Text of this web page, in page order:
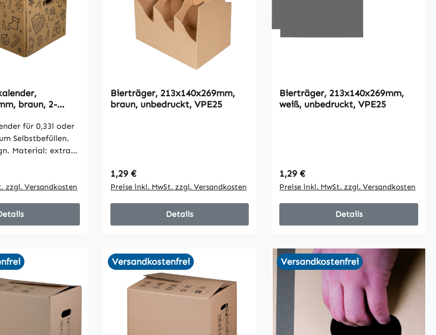
braun, 2-
für 0,33l oder
Selbstbefüllen.
Material: extra-
x 332 x 300.
zzgl. Versandkosten
Bierträger, 213x140x269mm,
braun, unbedruckt, VPE25
Regulärer Preis:
1,29 €
Preise inkl. MwSt. zzgl. Versandkosten
Details
Bierträger, 213x140x269mm,
weiß, unbedruckt, VPE25
Regulärer Preis:
1,29 €
Preise inkl. MwSt. zzgl. Versandkosten
Details
Versandkostenfrei Versandkostenfrei